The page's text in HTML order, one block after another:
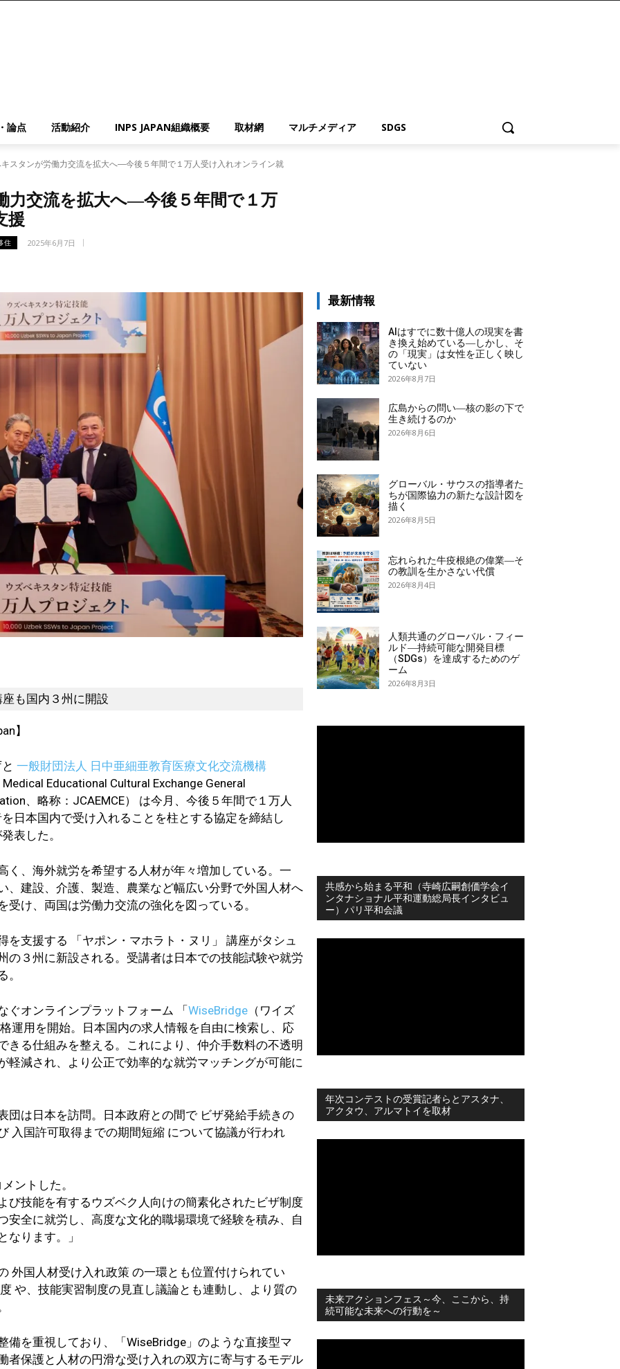
論点 活動紹介 INPS JAPAN組織概要 取材網 マルチメディア SDGS
スタンが労働力交流を拡大へ―今後５年間で１万人受け入れオンライン就
力交流を拡大へ―今後５年間で１万
援
住 2025年6月7日
も国内３州に開設
】
と一般財団法人 日中亜細亜教育医療文化交流機構
Educational Cultural Exchange General
、略称：JCAEMCE） は今月、今後５年間で１万人
日本国内で受け入れることを柱とする協定を締結し
表した。
く、海外就労を希望する人材が年々増加している。一
、建設、介護、製造、農業など幅広い分野で外国人材へ
け、両国は労働力交流の強化を図っている。
を支援する 「ヤポン・マホラト・ヌリ」 講座がタシュ
の３州に新設される。受講者は日本での技能試験や就労
。
オンラインプラットフォーム 「 WiseBridge （ワイズ
運用を開始。日本国内の求人情報を自由に検索し、応
きる仕組みを整える。これにより、仲介手数料の不透明
軽減され、より公正で効率的な就労マッチングが可能に
団は日本を訪問。日本政府との間で ビザ発給手続きの
入国許可取得までの期間短縮 について協議が行われ
ントした。
び技能を有するウズベク人向けの簡素化されたビザ制度
安全に就労し、高度な文化的職場環境で経験を積み、自
ります。」
外国人材受け入れ政策 の一環とも位置付けられてい
や、技能実習制度の見直し議論とも連動し、より質の
備を重視しており、「WiseBridge」のような直接型マ
者保護と人材の円滑な受け入れの双方に寄与するモデル
最新情報
AIはすでに数十億人の現実を書
き換え始めている―しかし、そ
の「現実」は女性を正しく映し
ていない
2026年8月7日
広島からの問い―核の影の下で
生き続けるのか
2026年8月6日
グローバル・サウスの指導者た
ちが国際協力の新たな設計図を
描く
2026年8月5日
忘れられた牛疫根絶の偉業―そ
の教訓を生かさない代償
2026年8月4日
人類共通のグローバル・フィー
ルド―持続可能な開発目標
（SDGs）を達成するためのゲ
ーム
2026年8月3日
共感から始まる平和（寺崎広嗣創価学会イ
ンタナショナル平和運動総局長インタビュ
ー）パリ平和会議
年次コンテストの受賞記者らとアスタナ、
アクタウ、アルマトイを取材
未来アクションフェス～今、ここから、持
続可能な未来への行動を～